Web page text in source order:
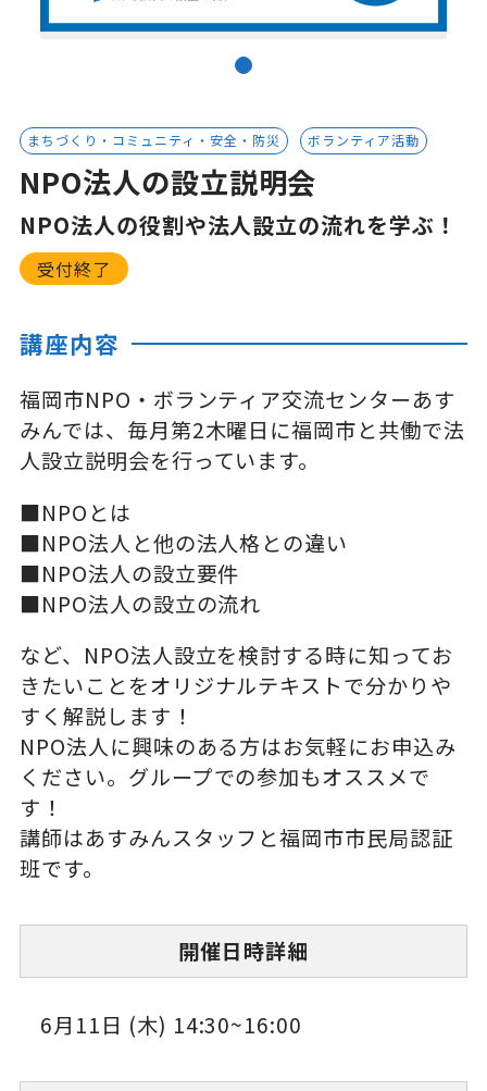
まちづくり・コミュニティ・安全・防災 ボランティア活動
NPO法人の設立説明会
NPO法人の役割や法人設立の流れを学ぶ！
受付終了
講座内容
福岡市NPO・ボランティア交流センターあす
みんでは、毎月第2木曜日に福岡市と共働で法
人設立説明会を行っています。
■NPOとは
■NPO法人と他の法人格との違い
■NPO法人の設立要件
■NPO法人の設立の流れ
など、NPO法人設立を検討する時に知ってお
きたいことをオリジナルテキストで分かりや
すく解説します！
NPO法人に興味のある方はお気軽にお申込み
ください。グループでの参加もオススメで
す！
講師はあすみんスタッフと福岡市市民局認証
班です。
開催日時詳細
6月11日 (木) 14:30~16:00